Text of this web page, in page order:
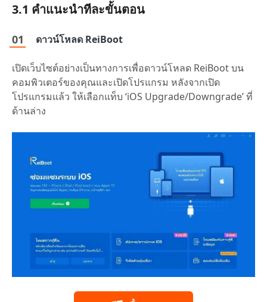
3.1 คำแนะนำทีละขั้นตอน
ดาวน์โหลด ReiBoot
เปิดเว็บไซต์อย่างเป็นทางการเพื่อดาวน์โหลด ReiBoot บน
คอมพิวเตอร์ของคุณและเปิดโปรแกรม หลังจากเปิด
โปรแกรมแล้ว ให้เลือกแท็บ ‘iOS Upgrade/Downgrade’ ที่
ด้านล่าง